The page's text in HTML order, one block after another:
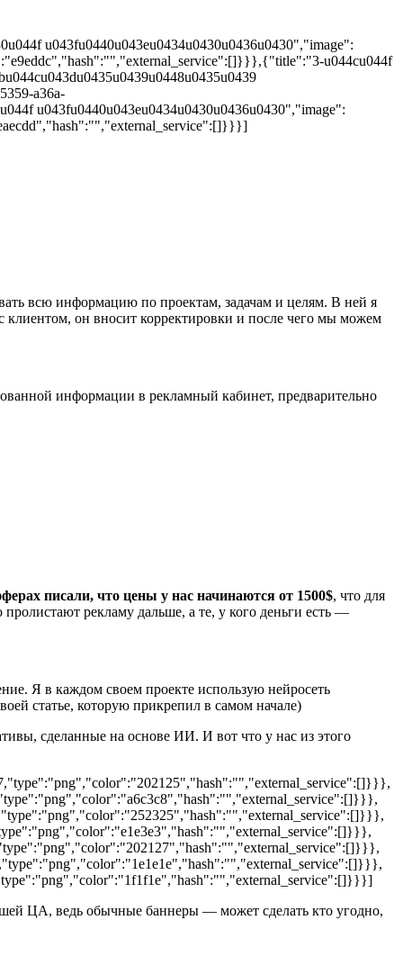
u043fu0440u043eu0434u0430u0436u0430","image":
u044cu044f
a36a-
u043fu0440u043eu0434u0430u0436u0430","image":
всю информацию по проектам, задачам и целям. В ней я
он вносит корректировки и после чего мы можем
информации в рекламный кабинет, предварительно
писали, что цены у нас начинаются от 1500$, что для
пролистают рекламу дальше, а те, у кого деньги есть —
Я в каждом своем проекте использую нейросеть
статье, которую прикрепил в самом начале)
сделанные на основе ИИ. И вот что у нас из этого
ЦА, ведь обычные баннеры — может сделать кто угодно,